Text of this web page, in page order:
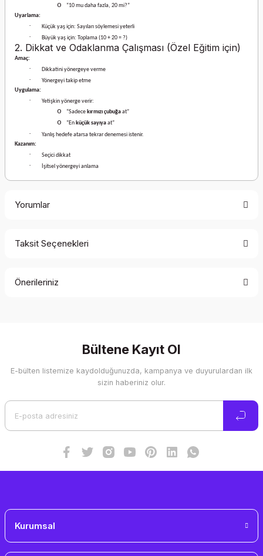
o
“10 mu daha fazla, 20 mi?”
Uyarlama:
· Küçük yaş için: Sayıları söylemesi yeterli
· Büyük yaş için: Toplama (10 + 20 = ?)
2. Dikkat ve Odaklanma Çalışması (Özel Eğitim için)
Amaç:
· Dikkatini yönergeye verme
·
Yönergeyi takip etme
Uygulama:
· Yetişkin yönerge verir:
o “Sadece kırmızı çubuğaat”
o “En küçük sayıyaat”
·
Yanlış hedefe atarsa tekrar denemesi istenir.
Kazanım:
· Seçici dikkat
· İşitsel yönergeyi anlama
Yorumlar
Taksit Seçenekleri
Önerileriniz
Görüş ve önerileriniz için teşekkür ederiz.
Ürün resmi kalitesiz, bozuk veya görüntülenemiyor.
Bültene Kayıt Ol
E-bülten listemize kaydolduğunuzda, kampanya ve duyurulardan ilk
sizin haberiniz olur.
Kurumsal